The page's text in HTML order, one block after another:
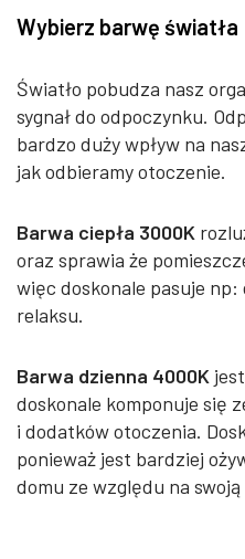
Wybierz barwę światła
Światło pobudza nasz
sygnał do odpoczynku.
bardzo duży wpływ na
jak odbieramy otoczenie.
Barwa ciepła 3000K
oraz sprawia że
więc doskonale pasuje
relaksu.
Barwa dzienna 4000K
doskonale komponuje się
i dodatków otoczenia.
ponieważ jest bardziej
domu ze względu na